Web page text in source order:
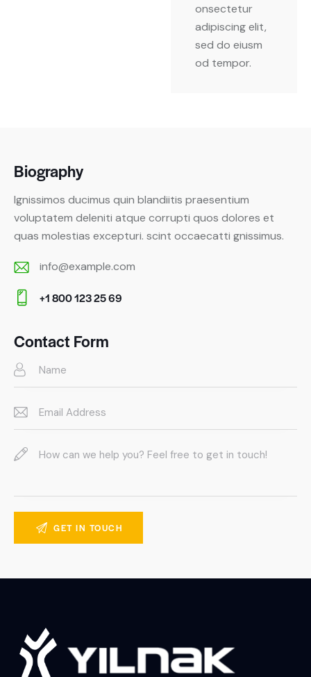
onsectetur
adipiscing elit,
sed do eiusm
od tempor.
Biography
Ignissimos ducimus quin blandiitis praesentium
voluptatem deleniti atque corrupti quos dolores et
quas molestias excepturi. scint occaecatti gnissimus.
E-
m
info@example.com
on
e:
+1 800 123 25 69
Contact Form